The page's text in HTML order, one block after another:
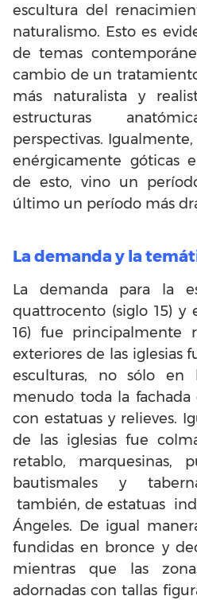
escultura del
naturalismo. Esto es
de temas
cambio de un
más naturalista y
estructuras
perspectivas.
enérgicamente góticas
de esto, vino un
último un período más
La demanda y la
La demanda para la
quattrocento (siglo 15) y
16) fue principalmente
exteriores de las iglesias
esculturas, no sólo en
menudo toda la
con estatuas y relieves.
de las iglesias fue
retablo, marquesinas,
bautismales y
también, de estatuas
Ángeles. De igual
fundidas en bronce y
mientras que las
adornadas con tallas